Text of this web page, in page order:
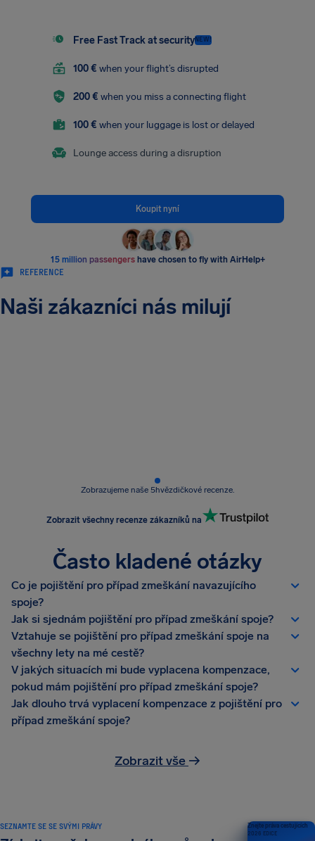
Free Fast Track at securityNEW!
100 € when your flight’s disrupted
200 € when you miss a connecting flight
100 € when your luggage is lost or delayed
Lounge access during a disruption
Koupit nyní
15 million passengershave chosen to fly with AirHelp+
REFERENCE
Naši zákazníci nás milují
Zobrazujeme naše 5hvězdičkové recenze.
Zobrazit všechny recenze zákazníků na
Často kladené otázky
Co je pojištění pro případ zmeškání navazujícího
spoje?
Jak si sjednám pojištění pro případ zmeškání spoje?
Vztahuje se pojištění pro případ zmeškání spoje na
všechny lety na mé cestě?
V jakých situacích mi bude vyplacena kompenzace,
pokud mám pojištění pro případ zmeškání spoje?
Jak dlouho trvá vyplacení kompenzace z pojištění pro
případ zmeškání spoje?
Zobrazit vše →
SEZNAMTE SE SE SVÝMI PRÁVY
Znejte práva cestujících
2026 EDICE